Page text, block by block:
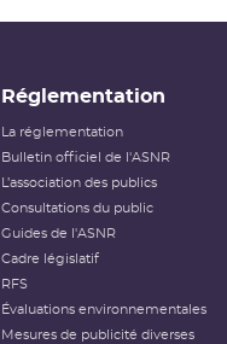
Réglementation
La réglementation
Bulletin officiel de l'ASNR
L’association des publics
Consultations du public
Guides de l'ASNR
Cadre législatif
RFS
Évaluations environnementales
Mesures de publicité diverses